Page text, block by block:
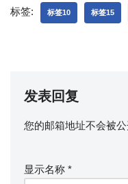
标签: 标签10 标签15
发表回复
您的邮箱地址不会被公
显示名称 *